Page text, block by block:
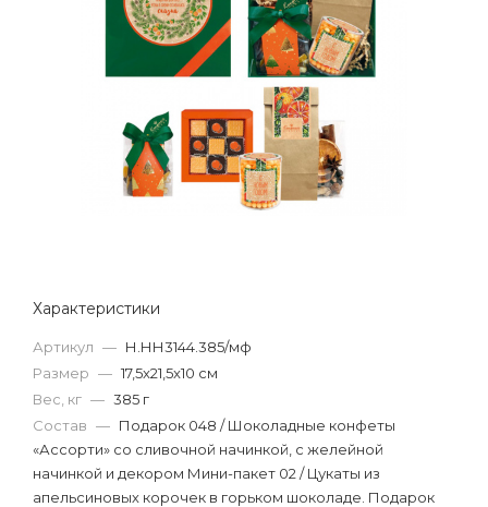
Характеристики
Артикул — Н.НН3144.385/мф
Размер — 17,5x21,5x10 см
Вес, кг — 385 г
Состав — Подарок 048 / Шоколадные конфеты
«Ассорти» со сливочной начинкой, с желейной
начинкой и декором Мини-пакет 02 / Цукаты из
апельсиновых корочек в горьком шоколаде. Подарок